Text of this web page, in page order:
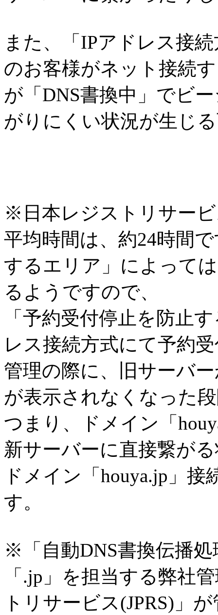
また、「IPアドレス接
のお客様がネット接続
が「DNS書換中」でビ
がりにくい状況が生じ
※日本レジストリサービ
平均時間は、約24時間
するエリア」によって
るようですので、
「予約受付停止を防止
レス接続方式にて予約
管理の際に、旧サーバ
が表示されなくなった
つまり、ドメイン「
新サーバーに直接繋が
ドメイン「houya.jp」
す。
※「自動DNS書換伝播処
「.jp」を担当する弊社
トリサービス(JPRS)」